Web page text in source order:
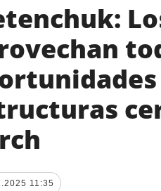
AGENCIA
contacto
condiciones de
servicios
11:35